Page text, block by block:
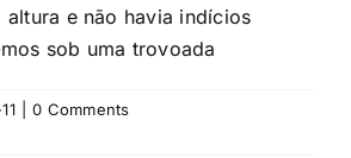
altura e não havia indícios
sob uma trovoada
0 Comments